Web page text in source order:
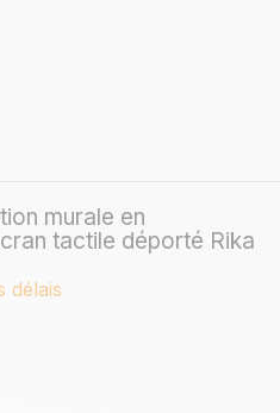
murale en
tactile déporté Rika
délais